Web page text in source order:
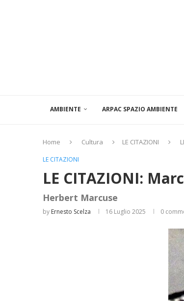
AMBIENTE ARPAC SPAZIO AMBIENTE
Home Cultura LE CITAZIONI
LE CITAZIONI
LE CITAZIONI:
Herbert Marcuse
by Ernesto Scelza 16 Luglio 2025 0